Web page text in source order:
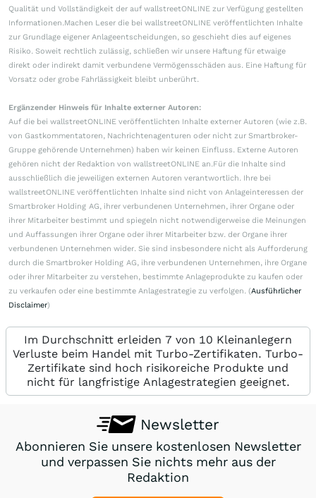
Qualität und Vollständigkeit der auf wallstreetONLINE zur Verfügung gestellten
Informationen.Machen Leser die bei wallstreetONLINE veröffentlichten Inhalte
zur Grundlage eigener Anlageentscheidungen, so geschieht dies auf eigenes
Risiko. Soweit rechtlich zulässig, schließen wir unsere Haftung für etwaige
direkt oder indirekt damit verbundene Vermögensschäden aus. Eine Haftung für
Vorsatz oder grobe Fahrlässigkeit bleibt unberührt.
Ergänzender Hinweis für Inhalte externer Autoren:
Auf die bei wallstreetONLINE veröffentlichten Inhalte externer Autoren (wie z.B.
von Gastkommentatoren, Nachrichtenagenturen oder nicht zur Smartbroker-
Gruppe gehörende Unternehmen) haben wir keinen Einfluss. Externe Autoren
gehören nicht der Redaktion von wallstreetONLINE an.Für die Inhalte sind
ausschließlich die jeweiligen externen Autoren verantwortlich. Ihre bei
wallstreetONLINE veröffentlichten Inhalte sind nicht von Anlageinteressen der
Smartbroker Holding AG, ihrer verbundenen Unternehmen, ihrer Organe oder
ihrer Mitarbeiter bestimmt und spiegeln nicht notwendigerweise die Meinungen
und Auffassungen ihrer Organe oder ihrer Mitarbeiter bzw. der Organe ihrer
verbundenen Unternehmen wider. Sie sind insbesondere nicht als Aufforderung
durch die Smartbroker Holding AG, ihre verbundenen Unternehmen, ihre Organe
oder ihrer Mitarbeiter zu verstehen, bestimmte Anlageprodukte zu kaufen oder
zu verkaufen oder eine bestimmte Anlagestrategie zu verfolgen. (Ausführlicher
Disclaimer)
Im Durchschnitt erleiden 7 von 10 Kleinanlegern
Verluste beim Handel mit Turbo-Zertifikaten. Turbo-
Zertifikate sind hoch risikoreiche Produkte und
nicht für langfristige Anlagestrategien geeignet.
Newsletter
Abonnieren Sie unsere kostenlosen Newsletter
und verpassen Sie nichts mehr aus der
Redaktion